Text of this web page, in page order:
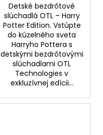
Detské bezdrôtové
slúchadlá OTL – Harry
Potter Edition. Vstúpte
do kúzelného sveta
Harryho Pottera s
detskými bezdrôtovými
slúchadlami OTL
Technologies v
exkluzívnej edícii...